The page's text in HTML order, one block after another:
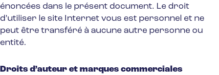
énoncées dans le présent document. Le droit
d’utiliser le site Internet vous est personnel et ne
peut être transféré à aucune autre personne ou
entité.
Droits d’auteur et marques commerciales